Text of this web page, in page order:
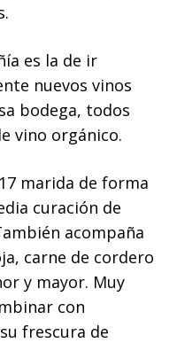
es la de ir
nuevos vinos
bodega, todos
vino orgánico.
marida de forma
curación de
acompaña
carne de cordero
y mayor. Muy
con
frescura de